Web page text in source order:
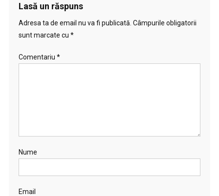
Lasă un răspuns
Adresa ta de email nu va fi publicată. Câmpurile obligatorii
sunt marcate cu *
Comentariu *
Nume
Email